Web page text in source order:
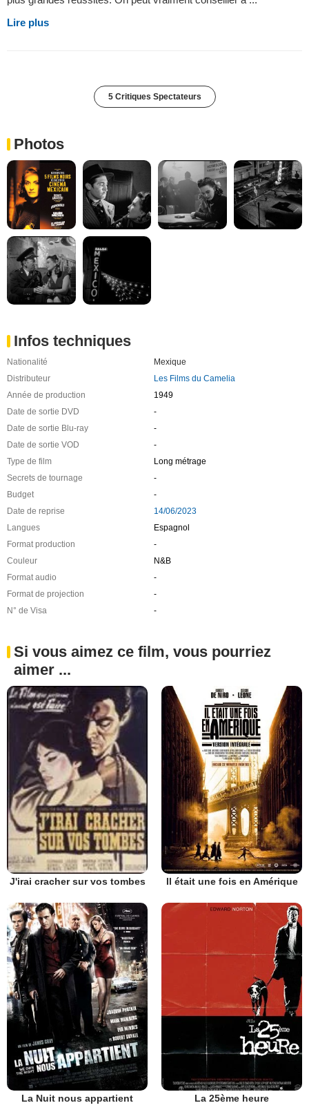
Lire plus
5 Critiques Spectateurs
Photos
Infos techniques
Nationalité
Mexique
Distributeur
Les Films du Camelia
Année de production
1949
Date de sortie DVD
-
Date de sortie Blu-ray
-
Date de sortie VOD
-
Type de film
Long métrage
Secrets de tournage
-
Budget
-
Date de reprise
14/06/2023
Langues
Espagnol
Format production
-
Couleur
N&B
Format audio
-
Format de projection
-
N° de Visa
-
Si vous aimez ce film, vous pourriez
aimer ...
J'irai cracher sur vos tombes Il était une fois en Amérique
La Nuit nous appartient La 25ème heure